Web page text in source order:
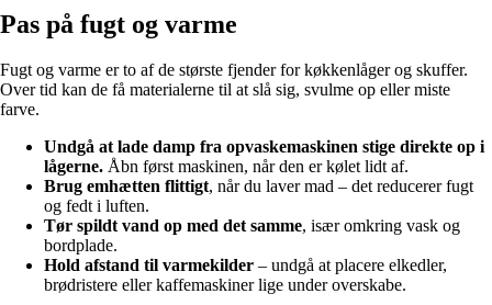
Pas på fugt og varme
Fugt og varme er to af de største fjender for køkkenlåger og skuffer.
Over tid kan de få materialerne til at slå sig, svulme op eller miste
farve.
Undgå at lade damp fra opvaskemaskinen stige direkte op i
lågerne. Åbn først maskinen, når den er kølet lidt af.
Brug emhætten flittigt, når du laver mad – det reducerer fugt
og fedt i luften.
Tør spildt vand op med det samme, især omkring vask og
bordplade.
Hold afstand til varmekilder – undgå at placere elkedler,
brødristere eller kaffemaskiner lige under overskabe.